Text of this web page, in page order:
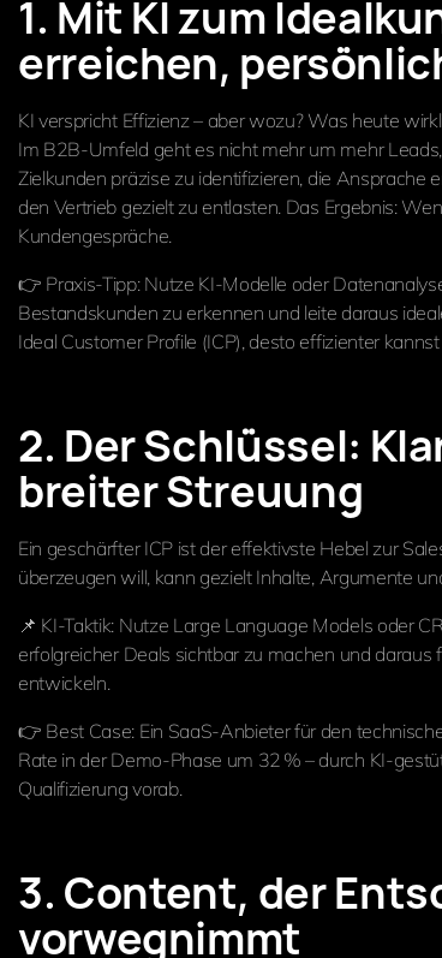
1. Mit KI zum
erreichen,
KI verspricht Effizienz – aber wozu? Was heute
Im B2B-Umfeld geht es nicht mehr um mehr
Zielkunden präzise zu identifizieren, die Ansprache
den Vertrieb gezielt zu entlasten. Das Ergebnis:
Kundengespräche.
👉 Praxis-Tipp: Nutze KI-Modelle oder
Bestandskunden zu erkennen und leite daraus
Ideal Customer Profile (ICP), desto effizienter
2. Der Schlüssel:
breiter Streuung
Ein geschärfter ICP ist der effektivste Hebel zur
überzeugen will, kann gezielt Inhalte, Argumente
📌 KI-Taktik: Nutze Large Language Models oder
erfolgreicher Deals sichtbar zu machen und
entwickeln.
👉 Best Case: Ein SaaS-Anbieter für den
Rate in der Demo-Phase um 32 % – durch KI-
Qualifizierung vorab.
3. Content, der
vorwegnimmt